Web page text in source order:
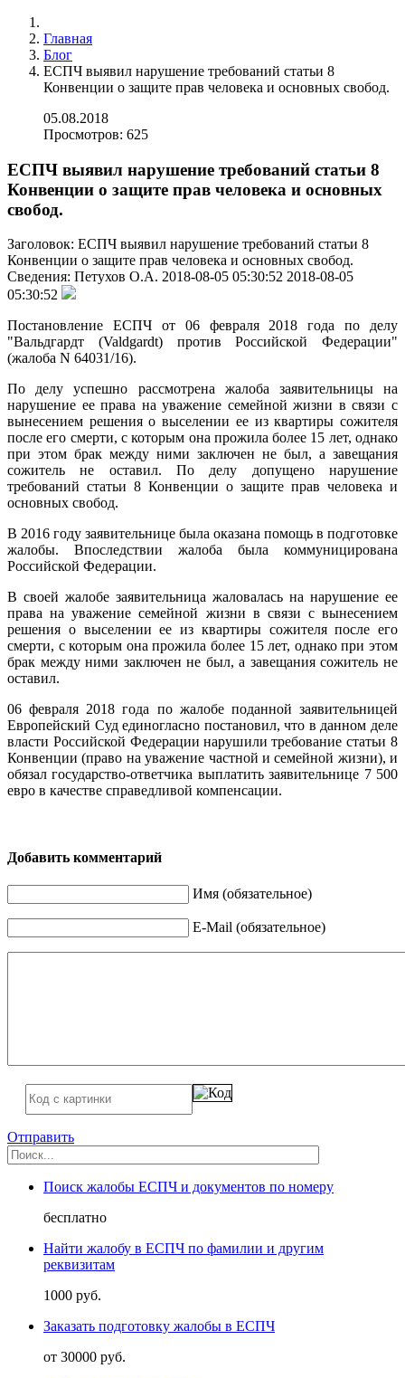
Главная
Блог
ЕСПЧ выявил нарушение требований статьи 8
Конвенции о защите прав человека и основных свобод.
05.08.2018
Просмотров: 625
ЕСПЧ выявил нарушение требований статьи 8
Конвенции о защите прав человека и основных
свобод.
Заголовок: ЕСПЧ выявил нарушение требований статьи 8
Конвенции о защите прав человека и основных свобод.
Сведения: Петухов О.А. 2018-08-05 05:30:52 2018-08-05
05:30:52
Постановление ЕСПЧ от 06 февраля 2018 года по делу
"Вальдгардт (Valdgardt) против Российской Федерации"
(жалоба N 64031/16).
По делу успешно рассмотрена жалоба заявительницы на
нарушение ее права на уважение семейной жизни в связи с
вынесением решения о выселении ее из квартиры сожителя
после его смерти, с которым она прожила более 15 лет, однако
при этом брак между ними заключен не был, а завещания
сожитель не оставил. По делу допущено нарушение
требований статьи 8 Конвенции о защите прав человека и
основных свобод.
В 2016 году заявительнице была оказана помощь в подготовке
жалобы. Впоследствии жалоба была коммуницирована
Российской Федерации.
В своей жалобе заявительница жаловалась на нарушение ее
права на уважение семейной жизни в связи с вынесением
решения о выселении ее из квартиры сожителя после его
смерти, с которым она прожила более 15 лет, однако при этом
брак между ними заключен не был, а завещания сожитель не
оставил.
06 февраля 2018 года по жалобе поданной заявительницей
Европейский Суд единогласно постановил, что в данном деле
власти Российской Федерации нарушили требование статьи 8
Конвенции (право на уважение частной и семейной жизни), и
обязал государство-ответчика выплатить заявительнице 7 500
евро в качестве справедливой компенсации.
Добавить комментарий
Имя (обязательное)
E-Mail (обязательное)
Отправить
Поиск жалобы ЕСПЧ и документов по номеру
бесплатно
Найти жалобу в ЕСПЧ по фамилии и другим
реквизитам
1000 руб.
Заказать подготовку жалобы в ЕСПЧ
от 30000 руб.